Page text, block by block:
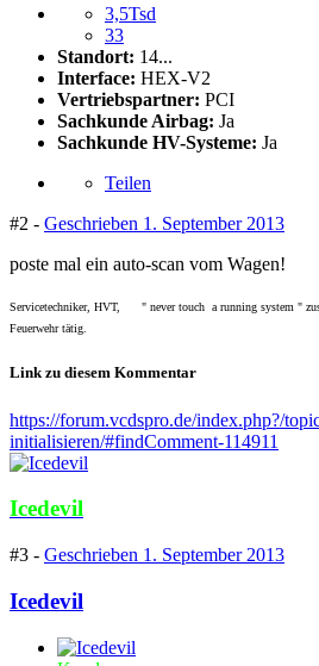
3,5Tsd
33
Standort: 14...
Interface: HEX-V2
Vertriebspartner: PCI
Sachkunde Airbag: Ja
Sachkunde HV-Systeme: Ja
Teilen
#2 - Geschrieben 1. September 2013
poste mal ein auto-scan vom Wagen!
Servicetechniker, HVT, " never touch a running system "
Feuerwehr tätig.
Link zu diesem Kommentar
https://forum.vcdspro.de/index.php?/
initialisieren/#findComment-114911
Icedevil
#3 - Geschrieben 1. September 2013
Icedevil